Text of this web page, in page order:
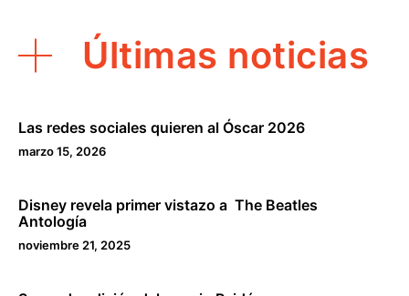
Últimas noticias
Las redes sociales quieren al Óscar 2026
marzo 15, 2026
Disney revela primer vistazo a The Beatles
Antología
noviembre 21, 2025